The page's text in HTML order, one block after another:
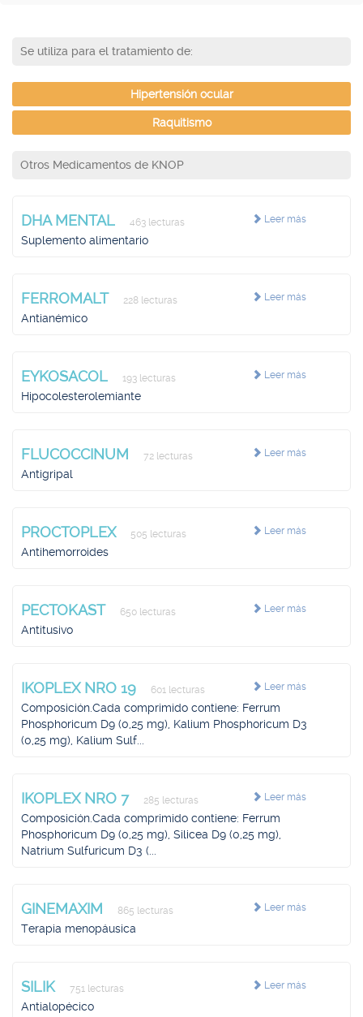
Se utiliza para el tratamiento de:
Hipertensión ocular
Raquitismo
Otros Medicamentos de KNOP
Leer más
DHA MENTAL 463 lecturas
Suplemento alimentario
Leer más
FERROMALT 228 lecturas
Antianémico
Leer más
EYKOSACOL 193 lecturas
Hipocolesterolemiante
Leer más
FLUCOCCINUM 72 lecturas
Antigripal
Leer más
PROCTOPLEX 505 lecturas
Antihemorroides
Leer más
PECTOKAST 650 lecturas
Antitusivo
Leer más
IKOPLEX NRO 19 601 lecturas
Composición.Cada comprimido contiene: Ferrum
Phosphoricum D9 (0,25 mg), Kalium Phosphoricum D3
(0,25 mg), Kalium Sulf...
Leer más
IKOPLEX NRO 7 285 lecturas
Composición.Cada comprimido contiene: Ferrum
Phosphoricum D9 (0,25 mg), Silicea D9 (0,25 mg),
Natrium Sulfuricum D3 (...
Leer más
GINEMAXIM 865 lecturas
Terapia menopáusica
Leer más
SILIK 751 lecturas
Antialopécico